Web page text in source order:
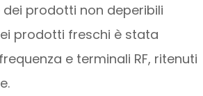
prodotti non deperibili
prodotti freschi è stata
e terminali RF, ritenuti